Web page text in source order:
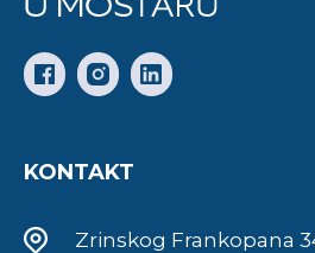
KONTAKT
Zrinskog Frankopana